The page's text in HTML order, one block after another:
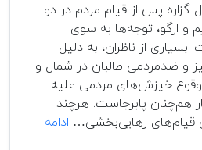
گزاره پس از قیام مردم در دو
و ارگو، توجه‌ها به سوی
از ناظران، به دلیل
ضدمردمی طالبان در شمال و
وقوع خیزش‌های مردمی علیه
هم‌چنان پابرجاست. هرچند
رهایی‌بخشی… ادامه